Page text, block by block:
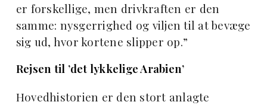
er forskellige, men drivkraften er den
samme: nysgerrighed og viljen til at bevæge
sig ud, hvor kortene slipper op.”
Rejsen til ’det lykkelige Arabien’
Hovedhistorien er den stort anlagte